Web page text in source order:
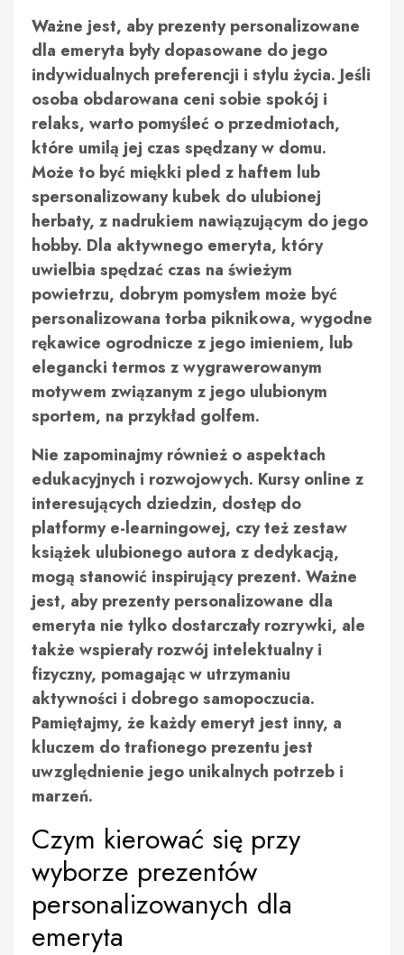
Ważne jest, aby prezenty personalizowane
dla emeryta były dopasowane do jego
indywidualnych preferencji i stylu życia. Jeśli
osoba obdarowana ceni sobie spokój i
relaks, warto pomyśleć o przedmiotach,
które umilą jej czas spędzany w domu.
Może to być miękki pled z haftem lub
spersonalizowany kubek do ulubionej
herbaty, z nadrukiem nawiązującym do jego
hobby. Dla aktywnego emeryta, który
uwielbia spędzać czas na świeżym
powietrzu, dobrym pomysłem może być
personalizowana torba piknikowa, wygodne
rękawice ogrodnicze z jego imieniem, lub
elegancki termos z wygrawerowanym
motywem związanym z jego ulubionym
sportem, na przykład golfem.
Nie zapominajmy również o aspektach
edukacyjnych i rozwojowych. Kursy online z
interesujących dziedzin, dostęp do
platformy e-learningowej, czy też zestaw
książek ulubionego autora z dedykacją,
mogą stanowić inspirujący prezent. Ważne
jest, aby prezenty personalizowane dla
emeryta nie tylko dostarczały rozrywki, ale
także wspierały rozwój intelektualny i
fizyczny, pomagając w utrzymaniu
aktywności i dobrego samopoczucia.
Pamiętajmy, że każdy emeryt jest inny, a
kluczem do trafionego prezentu jest
uwzględnienie jego unikalnych potrzeb i
marzeń.
Czym kierować się przy
wyborze prezentów
personalizowanych dla
emeryta